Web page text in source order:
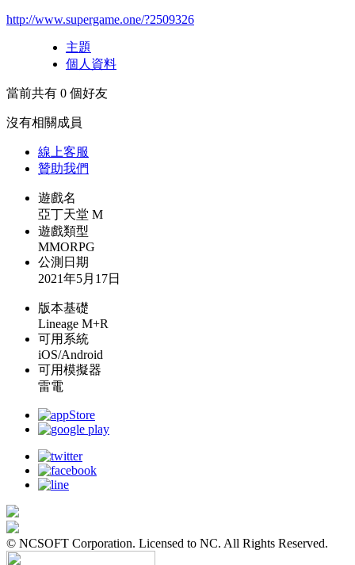
http://www.supergame.one/?2509326
主題
個人資料
當前共有 0 個好友
沒有相關成員
線上客服
贊助我們
遊戲名
亞丁天堂 M
遊戲類型
MMORPG
公測日期
2021年5月17日
版本基礎
Lineage M+R
可用系統
iOS/Android
可用模擬器
雷電
© NCSOFT Corporation. Licensed to NC. All Rights Reserved.